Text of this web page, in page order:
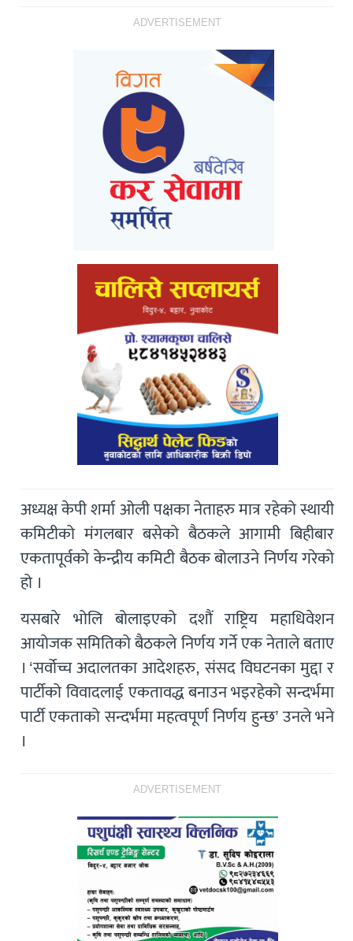
ADVERTISEMENT
अध्यक्ष केपी शर्मा ओली पक्षका नेताहरु मात्र रहेको स्थायी
कमिटीको मंगलबार बसेको बैठकले आगामी बिहीबार
एकतापूर्वको केन्द्रीय कमिटी बैठक बोलाउने निर्णय गरेको
हो ।
यसबारे भोलि बोलाइएको दशौं राष्ट्रिय महाधिवेशन
आयोजक समितिको बैठकले निर्णय गर्ने एक नेताले बताए
। ‘सर्वोच्च अदालतका आदेशहरु, संसद विघटनका मुद्दा र
पार्टीको विवादलाई एकतावद्ध बनाउन भइरहेको सन्दर्भमा
पार्टी एकताको सन्दर्भमा महत्वपूर्ण निर्णय हुन्छ’ उनले भने
।
ADVERTISEMENT